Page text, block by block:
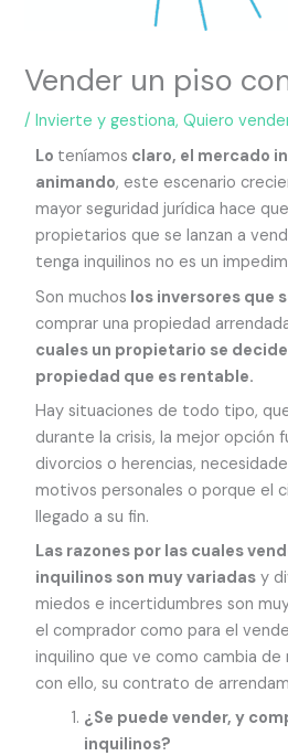
Vender un piso
/Invierte y gestiona,Quiero
Lo teníamos claro, el mercado
animando, este escenario
mayor seguridad jurídica hace
propietarios que se lanzan a
tenga inquilinos no es un
Son muchos los inversores que
comprar una propiedad
cuales un propietario se
propiedad que es rentable.
Hay situaciones de todo tipo,
durante la crisis, la mejor opción
divorcios o herencias,
motivos personales o porque el
llegado a su fin.
Las razones por las cuales
inquilinos son muy variadas y
miedos e incertidumbres son
el comprador como para el
inquilino que ve como cambia de
con ello, su contrato de
¿Se puede vender, y
inquilinos?